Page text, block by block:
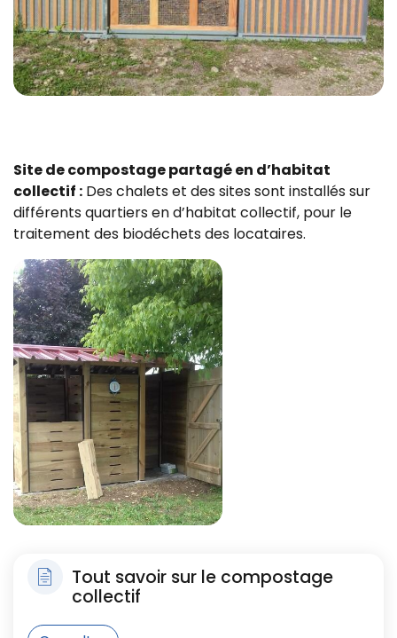
Site de compostage partagé en d’habitat
collectif : Des chalets et des sites sont installés sur
différents quartiers en d’habitat collectif, pour le
traitement des biodéchets des locataires.
Zoom sur l'image
Tout savoir sur le compostage
collectif